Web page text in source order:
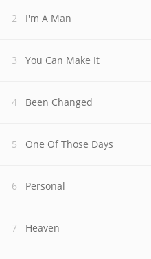
I'm A Man
You Can Make It
Been Changed
One Of Those Days
Personal
Heaven